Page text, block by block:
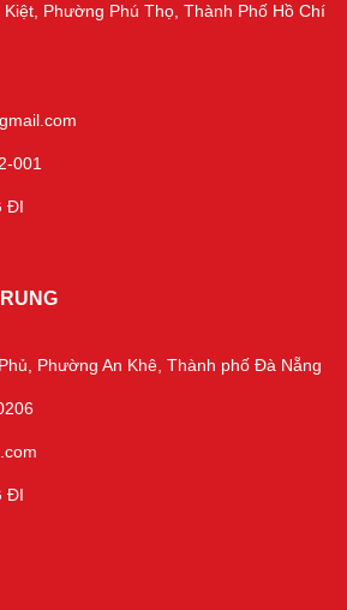
Phường Phú Thọ, Thành Phố Hồ Chí
001
ĐI
Phường An Khê, Thành phố Đà Nẵng
ĐI